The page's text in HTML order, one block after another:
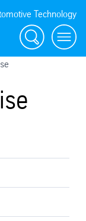
Technology
Suche
Menü